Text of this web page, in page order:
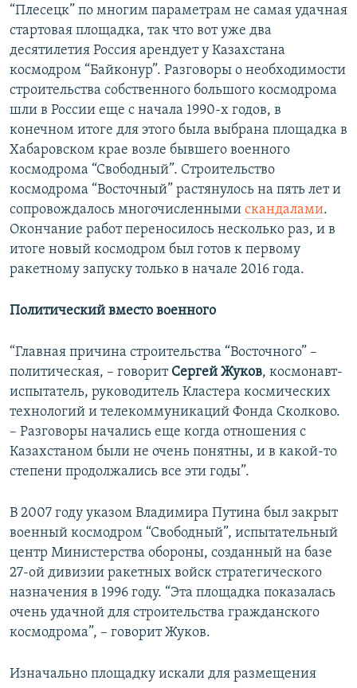
“Плесецк” по многим параметрам не самая удачная
стартовая площадка, так что вот уже два
десятилетия Россия арендует у Казахстана
космодром “Байконур”. Разговоры о необходимости
строительства собственного большого космодрома
шли в России еще с начала 1990-х годов, в
конечном итоге для этого была выбрана площадка в
Хабаровском крае возле бывшего военного
космодрома “Свободный”. Строительство
космодрома “Восточный” растянулось на пять лет и
сопровождалось многочисленными скандалами.
Окончание работ переносилось несколько раз, и в
итоге новый космодром был готов к первому
ракетному запуску только в начале 2016 года.
Политический вместо военного
“Главная причина строительства “Восточного” –
политическая, – говорит Сергей Жуков, космонавт-
испытатель, руководитель Кластера космических
технологий и телекоммуникаций Фонда Сколково.
– Разговоры начались еще когда отношения с
Казахстаном были не очень понятны, и в какой-то
степени продолжались все эти годы”.
В 2007 году указом Владимира Путина был закрыт
военный космодром “Свободный”, испытательный
центр Министерства обороны, созданный на базе
27-ой дивизии ракетных войск стратегического
назначения в 1996 году. “Эта площадка показалась
очень удачной для строительства гражданского
космодрома”, – говорит Жуков.
Изначально площадку искали для размещения